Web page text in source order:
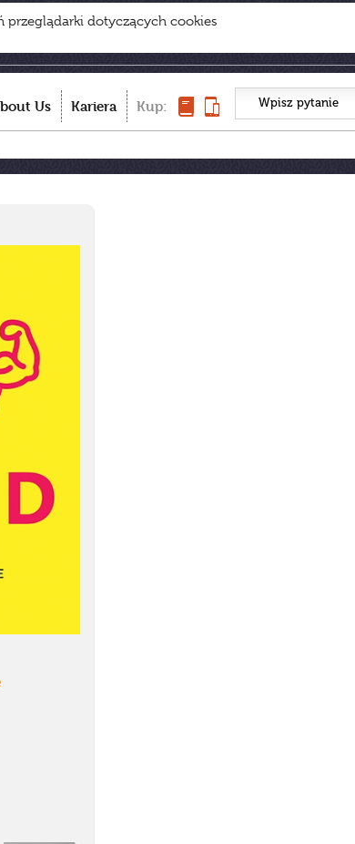
dotyczących cookies
Us Kariera Kup: